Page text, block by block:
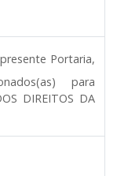
Portaria,
para
DIREITOS DA